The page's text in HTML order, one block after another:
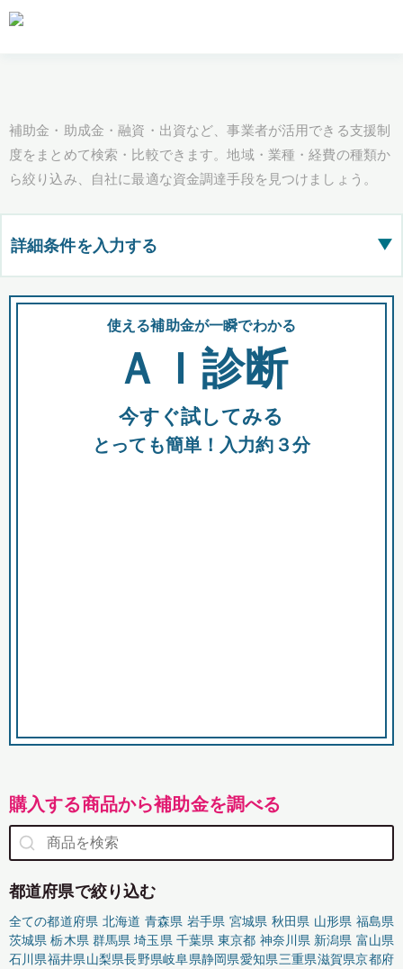
補助金・助成金・融資・出資など、事業者が活用できる支援制
度をまとめて検索・比較できます。地域・業種・経費の種類か
ら絞り込み、自社に最適な資金調達手段を見つけましょう。
詳細条件を入力する ▶
都道府県
全国の検索結果を含めて表示
助成金 融資 出資
使える補助金が一瞬でわかる
ＡＩ診断
今すぐ試してみる
とっても簡単！入力約３分
購入する商品から補助金を調べる
都道府県で絞り込む
全ての都道府県 北海道 青森県 岩手県 宮城県 秋田県 山形県 福島県
茨城県 栃木県 群馬県 埼玉県 千葉県 東京都 神奈川県 新潟県 富山県
石川県福井県山梨県長野県岐阜県静岡県愛知県三重県滋賀県京都府